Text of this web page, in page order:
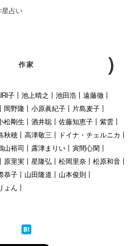
星占い
作家
子 池上晴之 池田浩
遠藤徹
岡野隆 小原眞紀子
片島麦子
松剛生 酒井聡 佐藤知恵子
紫雲
秋穂 高津敬三
ドイナ・チェルニカ
山裕司 露津まりい
寅間心閑
原里実 星隆弘 松岡里奈
松原和音
恭子 山田隆道
山本俊則
ょん